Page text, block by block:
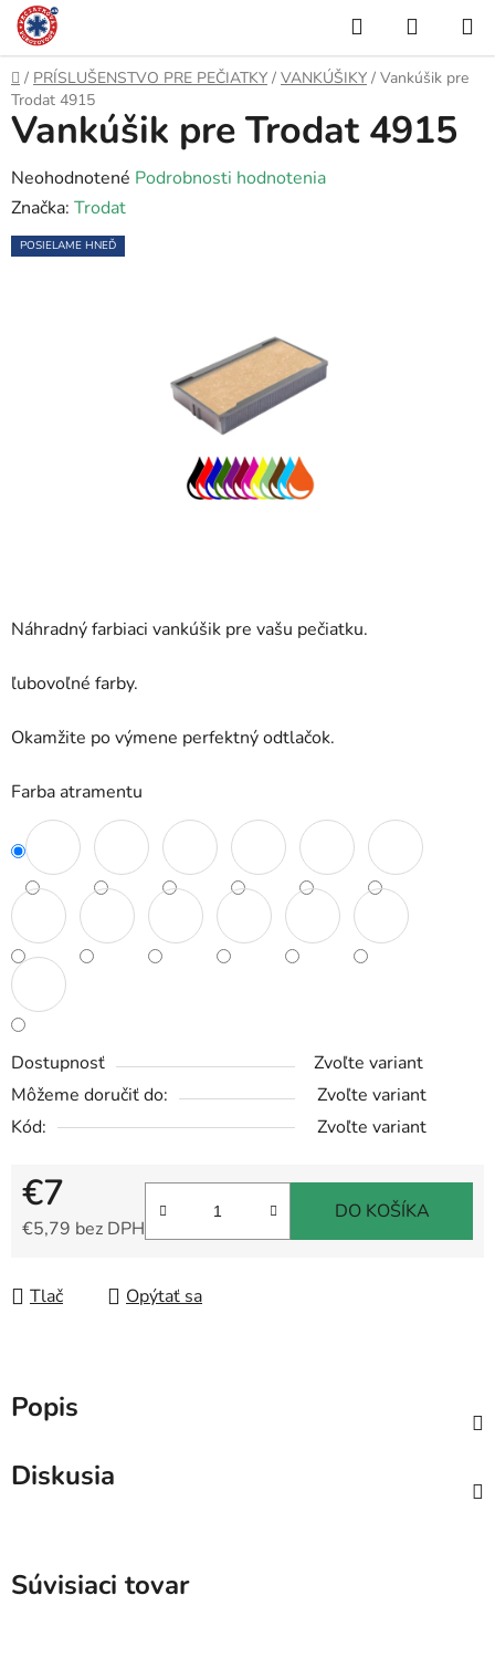
Prejsť
na
obsah
Hľadať
KOŠÍK
Domov
/ PRÍSLUŠENSTVO PRE PEČIATKY / VANKÚŠIKY / Vankúšik pre
Trodat 4915
Náhradný farbiaci vankúšik pre vašu pečiatku.
ľubovoľné farby.
Okamžite po výmene perfektný odtlačok.
Farba atramentu
Dostupnosť
Zvoľte variant
Môžeme doručiť do:
Zvoľte variant
Kód:
Zvoľte variant
€7
€5,79 bez DPH
DO KOŠÍKA
Tlač Opýtať sa
Vankúšik pre Trodat 4915
Priemerné
hodnotenie
produktu
Neohodnotené Podrobnosti hodnotenia
Značka: Trodat
POSIELAME HNEĎ
Popis
Diskusia
Súvisiaci tovar